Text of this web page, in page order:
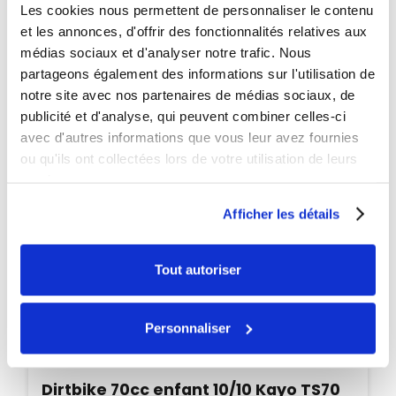
Les cookies nous permettent de personnaliser le contenu
et les annonces, d'offrir des fonctionnalités relatives aux
médias sociaux et d'analyser notre trafic. Nous
partageons également des informations sur l'utilisation de
notre site avec nos partenaires de médias sociaux, de
publicité et d'analyse, qui peuvent combiner celles-ci
avec d'autres informations que vous leur avez fournies
ou qu'ils ont collectées lors de votre utilisation de leurs
Afficher les détails
Tout autoriser
Personnaliser
Disponible
PROMO
-35€
Dirtbike 70cc enfant 10/10 Kayo TS70